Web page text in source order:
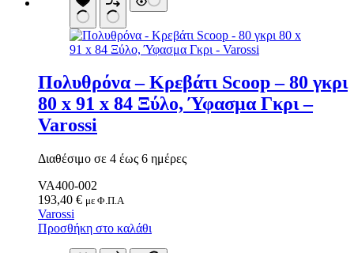
Πολυθρόνα – Κρεβάτι Scoop – 80 γκρι
80 x 91 x 84 Ξύλο, Ύφασμα Γκρι –
Varossi
Διαθέσιμο σε 4 έως 6 ημέρες
VA400-002
193,40 € με Φ.Π.Α
Varossi
Προσθήκη στο καλάθι